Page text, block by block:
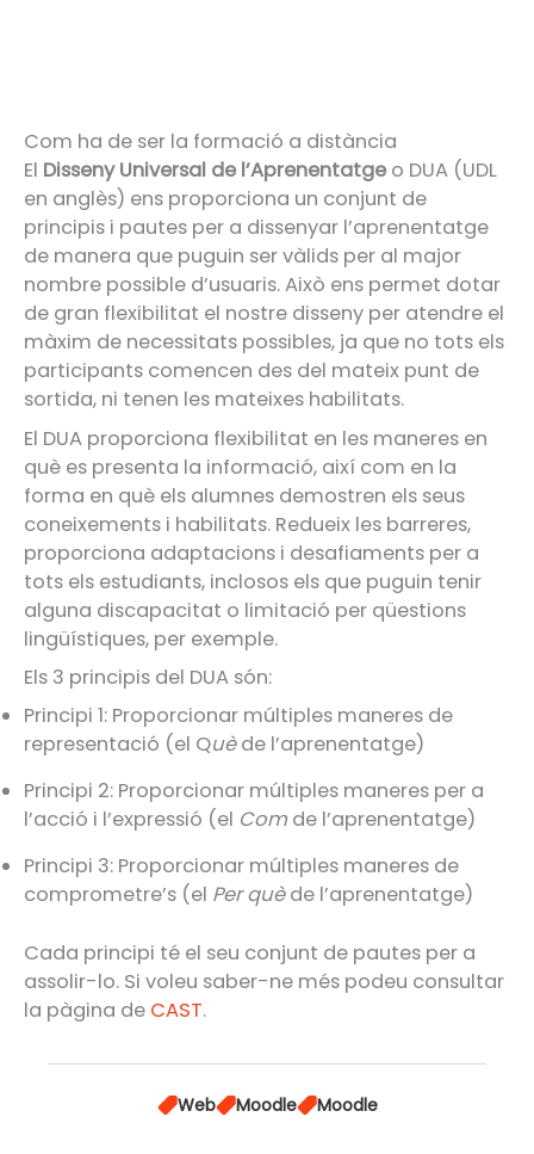
Com ha de ser la formació a distància
El Disseny Universal de l’Aprenentatge o DUA (UDL
en anglès) ens proporciona un conjunt de
principis i pautes per a dissenyar l’aprenentatge
de manera que puguin ser vàlids per al major
nombre possible d’usuaris. Això ens permet dotar
de gran flexibilitat el nostre disseny per atendre el
màxim de necessitats possibles, ja que no tots els
participants comencen des del mateix punt de
sortida, ni tenen les mateixes habilitats.
El DUA proporciona flexibilitat en les maneres en
què es presenta la informació, així com en la
forma en què els alumnes demostren els seus
coneixements i habilitats. Redueix les barreres,
proporciona adaptacions i desafiaments per a
tots els estudiants, inclosos els que puguin tenir
alguna discapacitat o limitació per qüestions
lingüístiques, per exemple.
Els 3 principis del DUA són:
Principi 1: Proporcionar múltiples maneres de
representació (el Quède l’aprenentatge)
Principi 2: Proporcionar múltiples maneres per a
l’acció i l’expressió (el Com de l’aprenentatge)
Principi 3: Proporcionar múltiples maneres de
comprometre’s (el Per quède l’aprenentatge)
Cada principi té el seu conjunt de pautes per a
assolir-lo. Si voleu saber-ne més podeu consultar
la pàgina de CAST.
Web Moodle Moodle